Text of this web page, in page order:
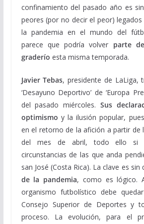
confinamiento del pasado año es
peores (por no decir el peor)
la pandemia en el mundo del
parece que podría volver parte
graderío esta misma temporada.
Javier Tebas, presidente de LaLiga,
‘Desayuno Deportivo’ de ‘Europa
del pasado miércoles. Sus
optimismo y la ilusión popular,
en el retorno de la afición a partir de
del mes de abril, todo ello si
circunstancias de las que anda
san José (Costa Rica). La clave es sin
de la pandemia, como es lógico.
organismo futbolístico debe
Consejo Superior de Deportes y
proceso. La evolución, para el